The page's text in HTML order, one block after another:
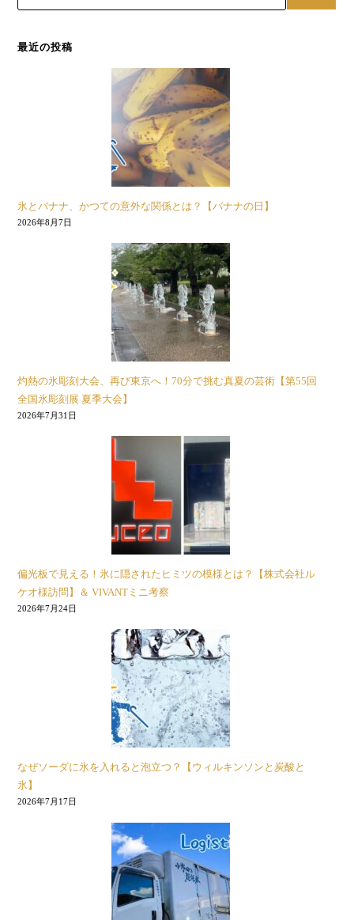
最近の投稿
氷とバナナ、かつての意外な関係とは？【バナナの日】
2026年8月7日
灼熱の氷彫刻大会、再び東京へ！70分で挑む真夏の芸術【第55回
全国氷彫刻展 夏季大会】
2026年7月31日
偏光板で見える！氷に隠されたヒミツの模様とは？【株式会社ル
ケオ様訪問】＆ VIVANTミニ考察
2026年7月24日
なぜソーダに氷を入れると泡立つ？【ウィルキンソンと炭酸と
氷】
2026年7月17日